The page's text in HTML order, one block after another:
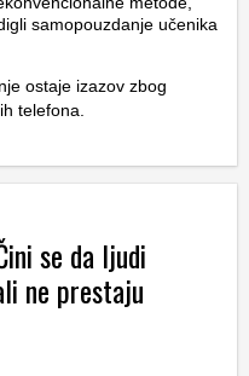
samopouzdanje učenika
ostaje izazov zbog
telefona.
se da ljudi
ne prestaju